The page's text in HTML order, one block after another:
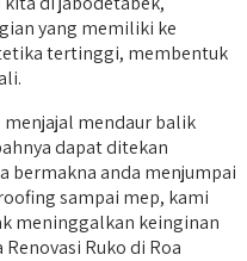
yang memiliki ke
tertinggi, membentuk
mendaur balik
dapat ditekan
bermakna anda menjumpai
sampai mep, kami
meninggalkan keinginan
Ruko di Roa